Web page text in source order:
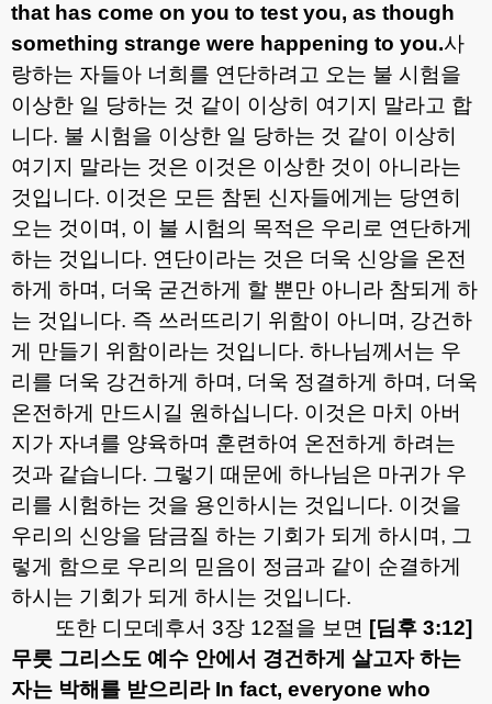
that has come on you to test you, as though
something strange were happening to you.사
랑하는 자들아 너희를 연단하려고 오는 불 시험을
이상한 일 당하는 것 같이 이상히 여기지 말라고 합
니다. 불 시험을 이상한 일 당하는 것 같이 이상히
여기지 말라는 것은 이것은 이상한 것이 아니라는
것입니다. 이것은 모든 참된 신자들에게는 당연히
오는 것이며 , 이 불 시험의 목적은 우리로 연단하게
하는 것입니다. 연단이라는 것은 더욱 신앙을 온전
하게 하며 , 더욱 굳건하게 할 뿐만 아니라 참되게 하
는 것입니다. 즉 쓰러뜨리기 위함이 아니며 , 강건하
게 만들기 위함이라는 것입니다. 하나님께서는 우
리를 더욱 강건하게 하며 , 더욱 정결하게 하며 , 더욱
온전하게 만드시길 원하십니다. 이것은 마치 아버
지가 자녀를 양육하며 훈련하여 온전하게 하려는
것과 같습니다. 그렇기 때문에 하나님은 마귀가 우
리를 시험하는 것을 용인하시는 것입니다. 이것을
우리의 신앙을 담금질 하는 기회가 되게 하시며 , 그
렇게 함으로 우리의 믿음이 정금과 같이 순결하게
하시는 기회가 되게 하시는 것입니다.
또한 디모데후서 3장 12절을 보면 [딤후 3:12]
무릇 그리스도 예수 안에서 경건하게 살고자 하는
자는 박해를 받으리라In fact, everyone who